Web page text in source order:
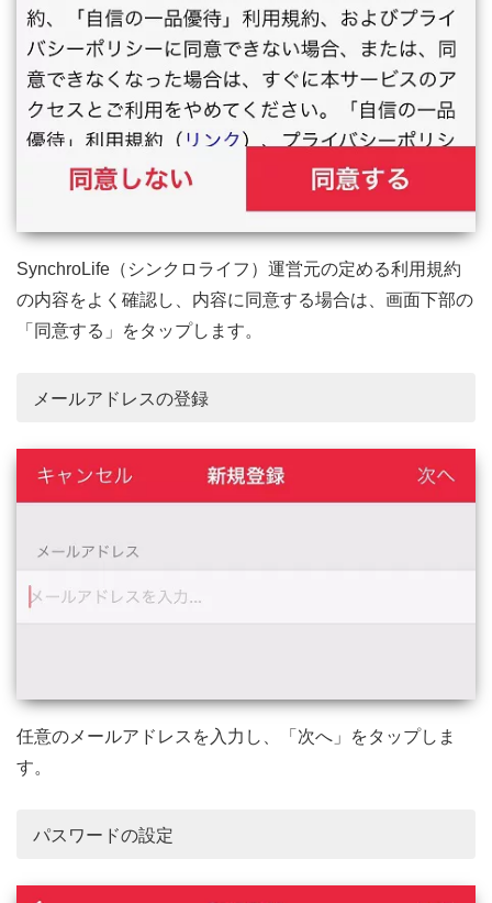
SynchroLife（シンクロライフ）運営元の定める利用規約
の内容をよく確認し、内容に同意する場合は、画面下部の
「同意する」をタップします。
メールアドレスの登録
任意のメールアドレスを入力し、「次へ」をタップしま
す。
パスワードの設定